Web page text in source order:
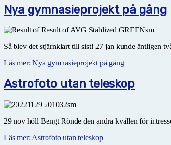
Nya gymnasieprojekt på gång
Så blev det stjärnklart till sist! 27 jan kunde äntligen
Läs mer: Nya gymnasieprojekt på gång
Astrofoto utan teleskop
29 nov höll Bengt Rönde den andra kvällen för
Läs mer: Astrofoto utan teleskop